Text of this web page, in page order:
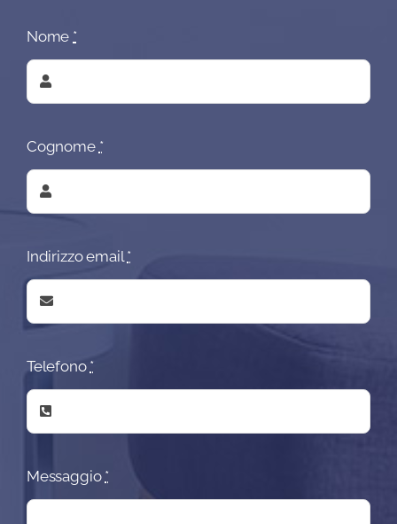
Nome *
Cognome *
Indirizzo email *
Telefono *
Messaggio *